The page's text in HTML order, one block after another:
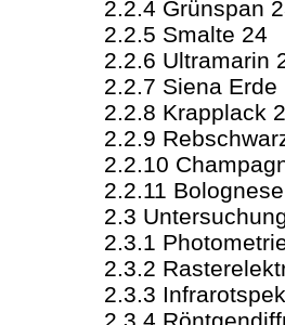
2.2.4 Grünspan
2.2.5 Smalte 24
2.2.6 Ultramarin
2.2.7 Siena Erde
2.2.8 Krapplack
2.2.9
2.2.10
2.2.11
2.3
2.3.1
2.3.2
2.3.3
2.3.4